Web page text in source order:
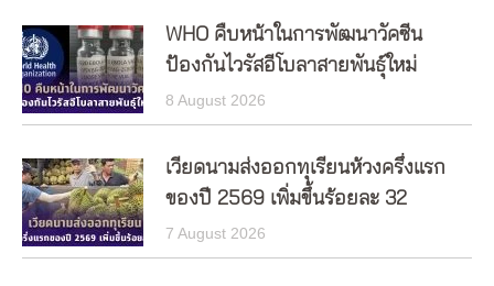
WHO คืบหน้าในการพัฒนาวัคซีน
ป้องกันไวรัสอีโบลาสายพันธุ์ใหม่
8 August 2026
เวียดนามส่งออกทุเรียนห้วงครึ่งแรก
ของปี 2569 เพิ่มขึ้นร้อยละ 32
7 August 2026